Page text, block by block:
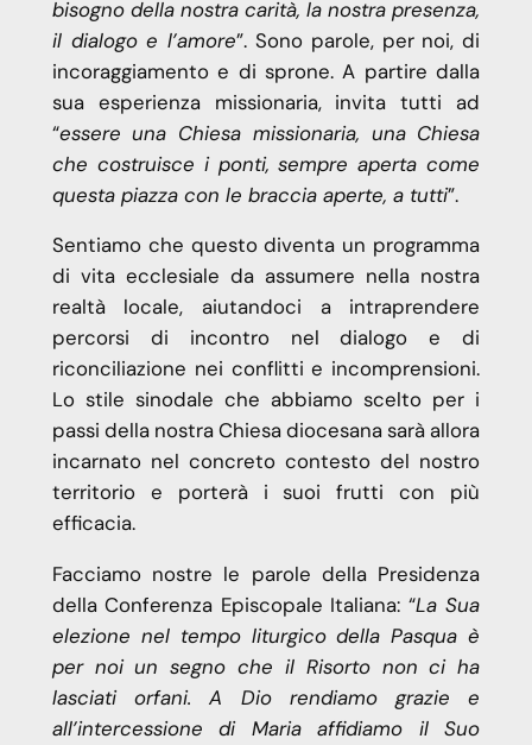
bisogno della nostra carità, la nostra presenza,
il dialogo e l’amore”. Sono parole, per noi, di
incoraggiamento e di sprone. A partire dalla
sua esperienza missionaria, invita tutti ad
“essere una Chiesa missionaria, una Chiesa
che costruisce i ponti, sempre aperta come
questa piazza con le braccia aperte, a tutti”.
Sentiamo che questo diventa un programma
di vita ecclesiale da assumere nella nostra
realtà locale, aiutandoci a intraprendere
percorsi di incontro nel dialogo e di
riconciliazione nei conflitti e incomprensioni.
Lo stile sinodale che abbiamo scelto per i
passi della nostra Chiesa diocesana sarà allora
incarnato nel concreto contesto del nostro
territorio e porterà i suoi frutti con più
efficacia.
Facciamo nostre le parole della Presidenza
della Conferenza Episcopale Italiana: “La Sua
elezione nel tempo liturgico della Pasqua è
per noi un segno che il Risorto non ci ha
lasciati orfani. A Dio rendiamo grazie e
all’intercessione di Maria affidiamo il Suo